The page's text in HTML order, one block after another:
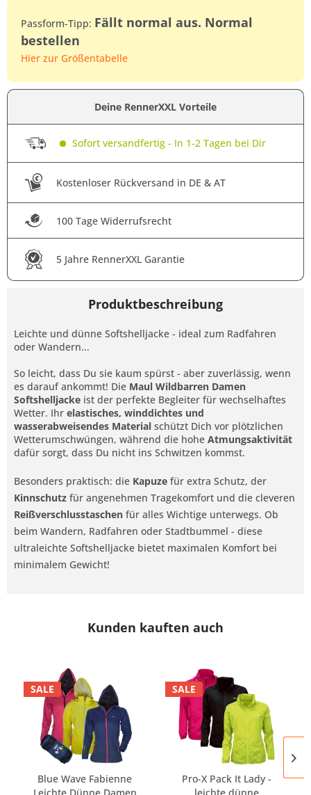
Passform-Tipp: Fällt normal aus. Normal
bestellen
Hier zur Größentabelle
Deine RennerXXL Vorteile
Sofort versandfertig - In 1-2 Tagen bei Dir
Kostenloser Rückversand in DE & AT
100 Tage Widerrufsrecht
5 Jahre RennerXXL Garantie
Produktbeschreibung
Leichte und dünne Softshelljacke - ideal zum Radfahren
oder Wandern...
So leicht, dass Du sie kaum spürst - aber zuverlässig, wenn
es darauf ankommt! Die Maul Wildbarren Damen
Softshelljacke ist der perfekte Begleiter für wechselhaftes
Wetter. Ihr elastisches, winddichtes und
wasserabweisendes Material schützt Dich vor plötzlichen
Wetterumschwüngen, während die hohe Atmungsaktivität
dafür sorgt, dass Du nicht ins Schwitzen kommst.
Besonders praktisch: die Kapuze für extra Schutz, der
Kinnschutz für angenehmen Tragekomfort und die cleveren
Reißverschlusstaschen für alles Wichtige unterwegs. Ob
beim Wandern, Radfahren oder Stadtbummel - diese
ultraleichte Softshelljacke bietet maximalen Komfort bei
minimalem Gewicht!
Kunden kauften auch
SALE
Blue Wave Fabienne
SALE
Pro-X Pack It Lady -